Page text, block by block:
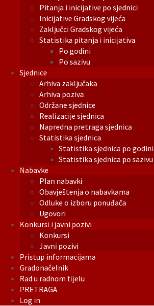
Pitanja i inicijative po sjednici
Inicijative Gradskog vijeća
Zaključci Gradskog vijeća
Statistika pitanja i inicijativa
Po godini
Po sazivu
Sjednice
Arhiva zaključaka
Arhiva poziva
Održane sjednice
Realizacije sjednica
Napredna pretraga sjednica
Statistika sjednica
Statistika sjednica po godini
Statistika sjednica po sazivu
Nabavke
Plan nabavki
Obavještenja o nabavkama
Odluke o izboru ponuđača
Ugovori
Konkursi i javni pozivi
Konkursi
Javni pozivi
Pristup informacijama
Gradonačelnik
Rad u radnom tijelu
PRETRAGA
Log in